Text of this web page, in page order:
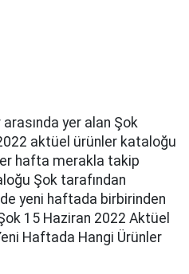
yer alan Şok
aktüel ürünler kataloğu
hafta merakla takip
Şok tarafından
yeni haftada birbirinden
15 Haziran 2022 Aktüel
Haftada Hangi Ürünler